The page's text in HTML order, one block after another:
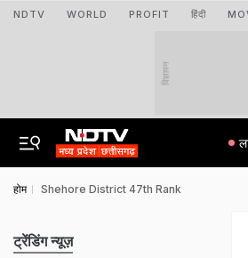
NDTV WORLD PROFIT हिंदी
विज्ञापन
होम Shehore District 47th Rank
ट्रेंडिंग न्यूज़